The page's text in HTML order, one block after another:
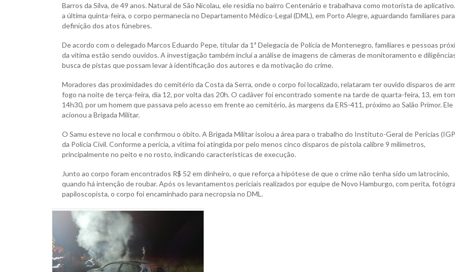
Barros da Silva, de 49 anos. Natural de São Nicolau, ele residia no bairro Centenário e trabalhava como motorista de
a última quinta-feira, o corpo permanecia no Departamento Médico-Legal (DML), em Porto Alegre, aguardando familiares
definição dos atos fúnebres.
De acordo com o delegado Marcos Eduardo Pepe, titular da 1ª Delegacia de Polícia de Montenegro, familiares e pessoas
da vítima estão sendo ouvidos. A investigação também inclui a análise de imagens de câmeras de monitoramento e
busca de pistas que possam levar à identificação dos autores e da motivação do crime.
Moradores das proximidades do cemitério da Costa da Serra, onde o corpo foi localizado, relataram ter ouvido disparos de
fogo na noite de terça-feira, dia 12, por volta das 20h. O cadáver foi encontrado somente na tarde de quarta-feira, 13, em
14h30, por um homem que passava pelo acesso em frente ao cemitério, às margens da ERS-411, próximo ao Salão Primor. Ele
acionou a Brigada Militar.
O Samu esteve no local e confirmou o óbito. A Brigada Militar isolou a área para o trabalho do Instituto-Geral de Perícias
da Polícia Civil. Conforme a perícia, a vítima foi atingida por pelo menos cinco disparos de pistola calibre 9 milímetros,
principalmente no peito e no rosto, indicando características de execução.
Junto ao corpo foram encontrados R$ 52 em dinheiro, o que reforça a hipótese de que o crime não tenha sido um latrocínio,
quando há intenção de roubar. Após os levantamentos periciais realizados por equipe de Novo Hamburgo, com perita,
papiloscopista, o corpo foi encaminhado para necropsia no DML.